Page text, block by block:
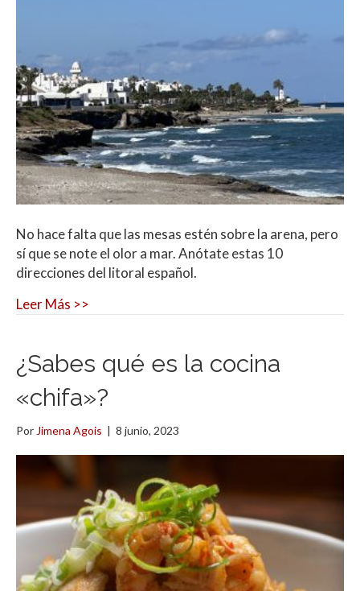
No hace falta que las mesas estén sobre la arena, pero
sí que se note el olor a mar. Anótate estas 10
direcciones del litoral español.
Leer Más >>
¿Sabes qué es la cocina
«chifa»?
Por Jimena Agois | 8 junio, 2023